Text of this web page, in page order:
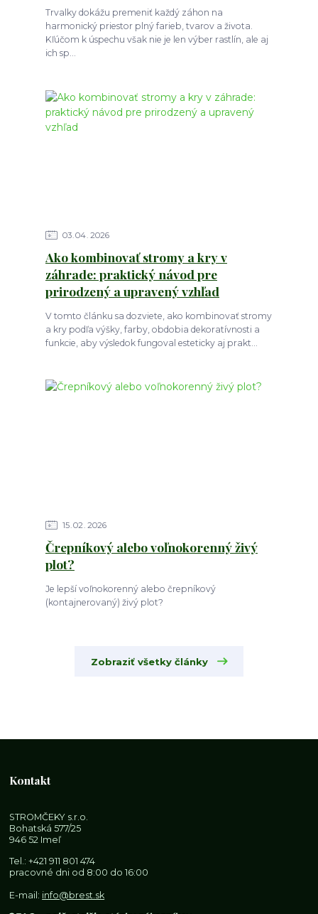
Trvalky dokážu premeniť každý záhon na
harmonický priestor plný farieb, tvarov a života.
Kľúčom k úspechu však nie je len výber rastlín, ale aj
ich sp...
03 04 2026
Ako kombinovať stromy a kry v
záhrade: praktický návod pre
prirodzený a upravený vzhľad
V tomto článku sa dozviete, ako kombinovať stromy
a kry podľa výšky, farby, obdobia dekoratívnosti a
funkcie, aby výsledok fungoval esteticky aj prakt...
15 02 2026
Črepníkový alebo voľnokorenný živý
plot?
Je lepší voľnokorenný alebo črepníkový
(kontajnerovaný) živý plot?
Zobraziť všetky články
Kontakt
STROMČEKY s.r.o.
Bohatská 577/25
946 52 Imeľ
Tel.:+421 911 801 474
pracovné dni od 8:00 do 16:00
E-mail: info@brest.sk